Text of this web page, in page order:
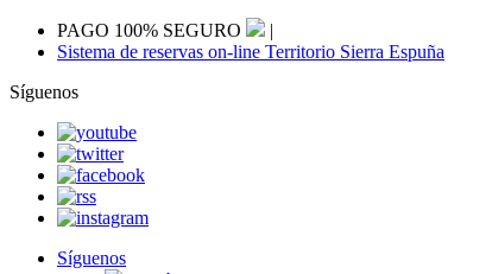
PAGO 100% SEGURO
|
Sistema de reservas on-line Territorio Sierra Espuña
Síguenos
Síguenos